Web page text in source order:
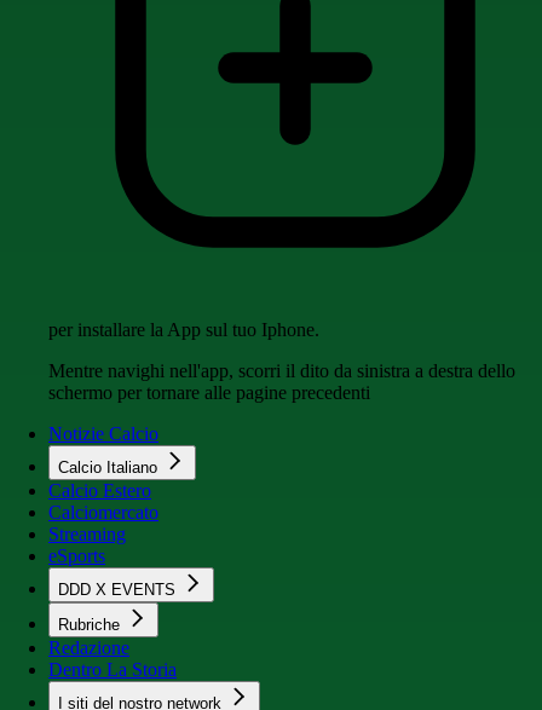
per installare la App sul tuo Iphone.
Mentre navighi nell'app, scorri il dito da sinistra a destra dello
schermo per tornare alle pagine precedenti
Notizie Calcio
Calcio Italiano
Calcio Estero
Calciomercato
Streaming
eSports
DDD X EVENTS
Rubriche
Redazione
Dentro La Storia
I siti del nostro network